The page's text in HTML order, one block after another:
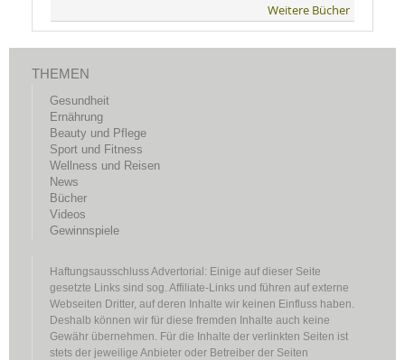
Weitere Bücher
THEMEN
Gesundheit
Ernährung
Beauty und Pflege
Sport und Fitness
Wellness und Reisen
News
Bücher
Videos
Gewinnspiele
Haftungsausschluss Advertorial: Einige auf dieser Seite
gesetzte Links sind sog. Affiliate-Links und führen auf externe
Webseiten Dritter, auf deren Inhalte wir keinen Einfluss haben.
Deshalb können wir für diese fremden Inhalte auch keine
Gewähr übernehmen. Für die Inhalte der verlinkten Seiten ist
stets der jeweilige Anbieter oder Betreiber der Seiten